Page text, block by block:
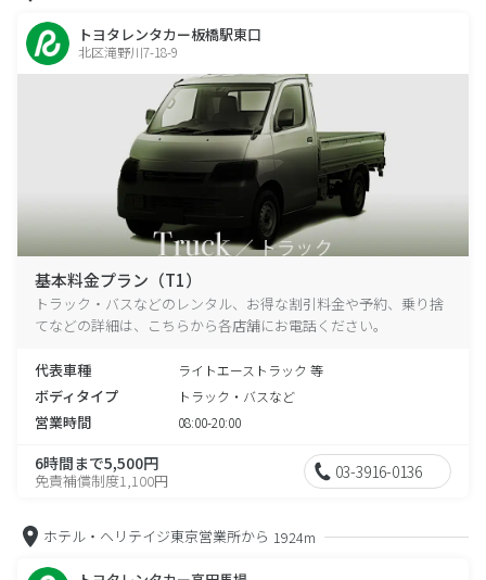
トヨタレンタカー板橋駅東口
北区滝野川7-18-9
基本料金プラン（T1）
トラック・バスなどのレンタル、お得な割引料金や予約、乗り捨
てなどの詳細は、こちらから各店舗にお電話ください。
代表車種 ライトエーストラック 等
ボディタイプ トラック・バスなど
営業時間 08:00-20:00
6時間まで5,500円
免責補償制度1,100円 03-3916-0136
ホテル・ヘリテイジ東京営業所から 1924m